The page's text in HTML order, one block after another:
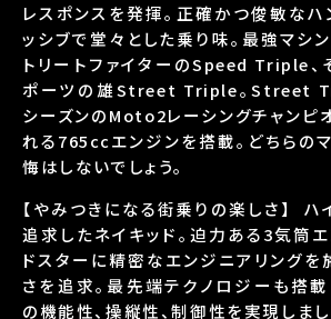
レスポンスを発揮。正確かつ俊敏なハ
ッシブで堂々とした乗り味。最強マシ
トリートファイターのSpeed Triple、
ポーツの雄Street Triple。Street
シーズンのMoto2レーシングチャンピ
れる765ccエンジンを搭載。どちらの
悔はしないでしょう。
【やみつきになる街乗りの楽しさ】 ハ
追求したネイキッド。迫力ある3気筒
ドスターに精密なエンジニアリングを
さを追求。最先端テクノロジーも搭
の機能性、操縦性、制御性を実現しまし